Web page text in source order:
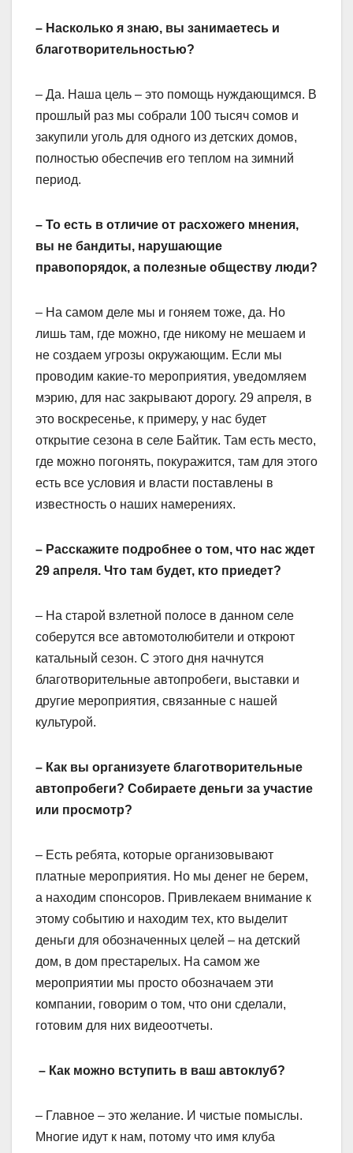
– Насколько я знаю, вы занимаетесь и
благотворительностью?
– Да. Наша цель – это помощь нуждающимся. В
прошлый раз мы собрали 100 тысяч сомов и
закупили уголь для одного из детских домов,
полностью обеспечив его теплом на зимний
период.
– То есть в отличие от расхожего мнения,
вы не бандиты, нарушающие
правопорядок, а полезные обществу люди?
– На самом деле мы и гоняем тоже, да. Но
лишь там, где можно, где никому не мешаем и
не создаем угрозы окружающим. Если мы
проводим какие-то мероприятия, уведомляем
мэрию, для нас закрывают дорогу. 29 апреля, в
это воскресенье, к примеру, у нас будет
открытие сезона в селе Байтик. Там есть место,
где можно погонять, покуражится, там для этого
есть все условия и власти поставлены в
известность о наших намерениях.
– Расскажите подробнее о том, что нас ждет
29 апреля. Что там будет, кто приедет?
– На старой взлетной полосе в данном селе
соберутся все автомотолюбители и откроют
катальный сезон. С этого дня начнутся
благотворительные автопробеги, выставки и
другие мероприятия, связанные с нашей
культурой.
– Как вы организуете благотворительные
автопробеги? Собираете деньги за участие
или просмотр?
– Есть ребята, которые организовывают
платные мероприятия. Но мы денег не берем,
а находим спонсоров. Привлекаем внимание к
этому событию и находим тех, кто выделит
деньги для обозначенных целей – на детский
дом, в дом престарелых. На самом же
мероприятии мы просто обозначаем эти
компании, говорим о том, что они сделали,
готовим для них видеоотчеты.
– Как можно вступить в ваш автоклуб?
– Главное – это желание. И чистые помыслы.
Многие идут к нам, потому что имя клуба